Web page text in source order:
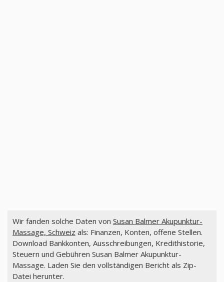
Wir fanden solche Daten von Susan Balmer Akupunktur-
Massage, Schweiz als: Finanzen, Konten, offene Stellen.
Download Bankkonten, Ausschreibungen, Kredithistorie,
Steuern und Gebühren Susan Balmer Akupunktur-
Massage. Laden Sie den vollständigen Bericht als Zip-
Datei herunter.